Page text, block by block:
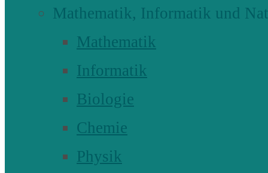
Mathematik, Informatik und
Mathematik
Informatik
Biologie
Chemie
Physik